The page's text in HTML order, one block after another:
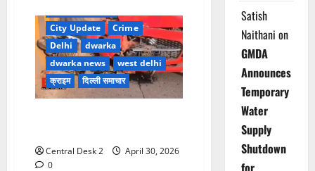
से
बचने
को
नौकरानी
ने
पाल
रखे
थे
खूंखार
बीच
City Update
Crime
Delhi
dwarka
dwarka news
west delhi
क्राइम
दिल्ली समाचार
Central Desk 2
April 30, 2026
0
Satish
Naithani on
GMDA
Announces
Temporary
Water
Supply
Shutdown